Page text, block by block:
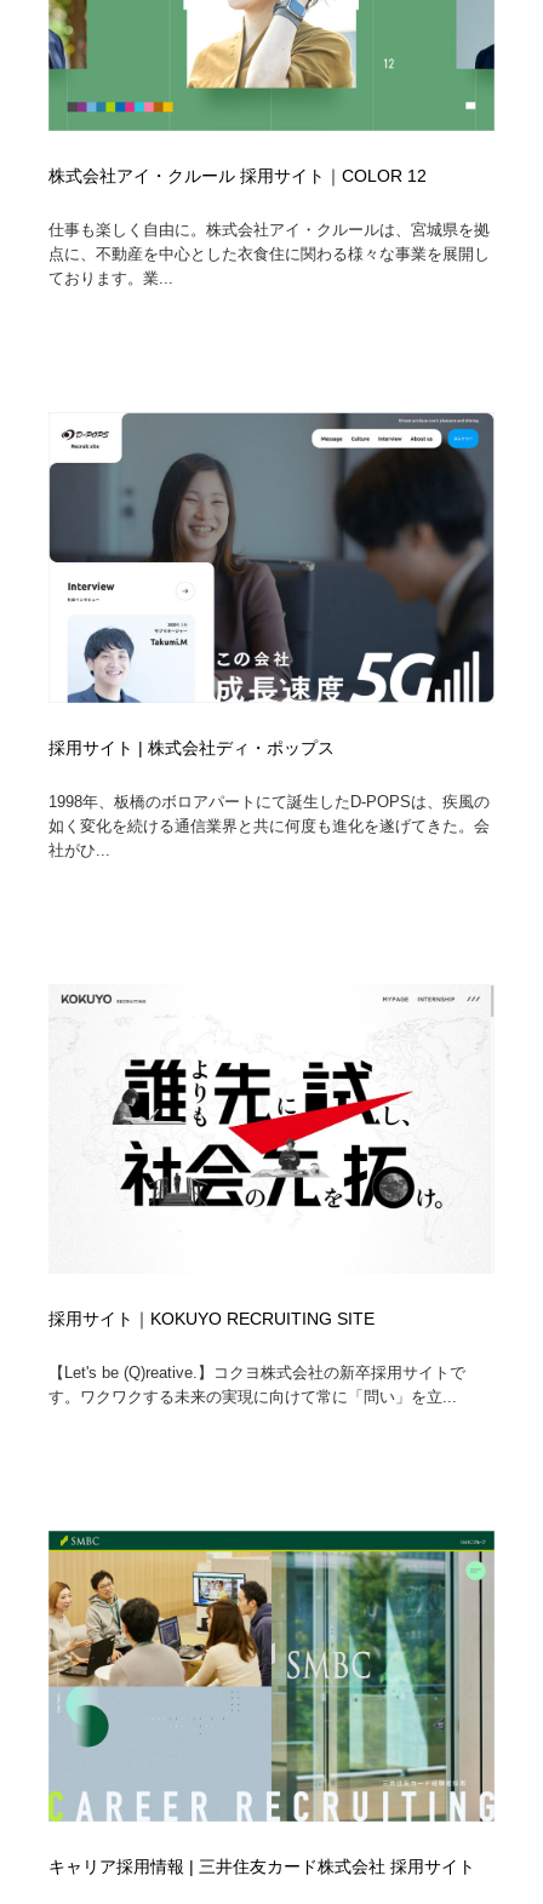
株式会社アイ・クルール 採用サイト｜COLOR 12
仕事も楽しく自由に。株式会社アイ・クルールは、宮城県を拠
点に、不動産を中心とした衣食住に関わる様々な事業を展開し
ております。業...
採用サイト | 株式会社ディ・ポップス
1998年、板橋のボロアパートにて誕生したD-POPSは、疾風の
如く変化を続ける通信業界と共に何度も進化を遂げてきた。会
社がひ...
採用サイト｜KOKUYO RECRUITING SITE
【Let's be (Q)reative.】コクヨ株式会社の新卒採用サイトで
す。ワクワクする未来の実現に向けて常に「問い」を立...
キャリア採用情報 | 三井住友カード株式会社 採用サイト